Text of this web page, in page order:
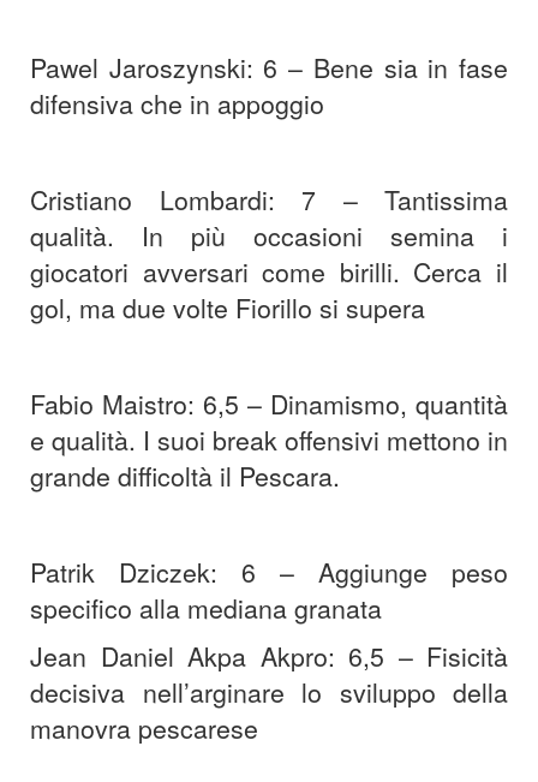
Pawel Jaroszynski: 6 – Bene sia in fase
difensiva che in appoggio
Cristiano Lombardi: 7 – Tantissima
qualità. In più occasioni semina i
giocatori avversari come birilli. Cerca il
gol, ma due volte Fiorillo si supera
Fabio Maistro: 6,5 – Dinamismo, quantità
e qualità. I suoi break offensivi mettono in
grande difficoltà il Pescara.
Patrik Dziczek: 6 – Aggiunge peso
specifico alla mediana granata
Jean Daniel Akpa Akpro: 6,5 – Fisicità
decisiva nell’arginare lo sviluppo della
manovra pescarese